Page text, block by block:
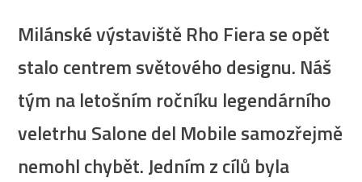
Milánské výstaviště Rho Fiera se opět
stalo centrem světového designu. Náš
tým na letošním ročníku legendárního
veletrhu Salone del Mobile samozřejmě
nemohl chybět. Jedním z cílů byla